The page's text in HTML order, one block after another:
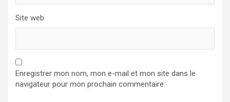
Site web
Enregistrer mon nom, mon e-mail et mon site dans le
navigateur pour mon prochain commentaire.